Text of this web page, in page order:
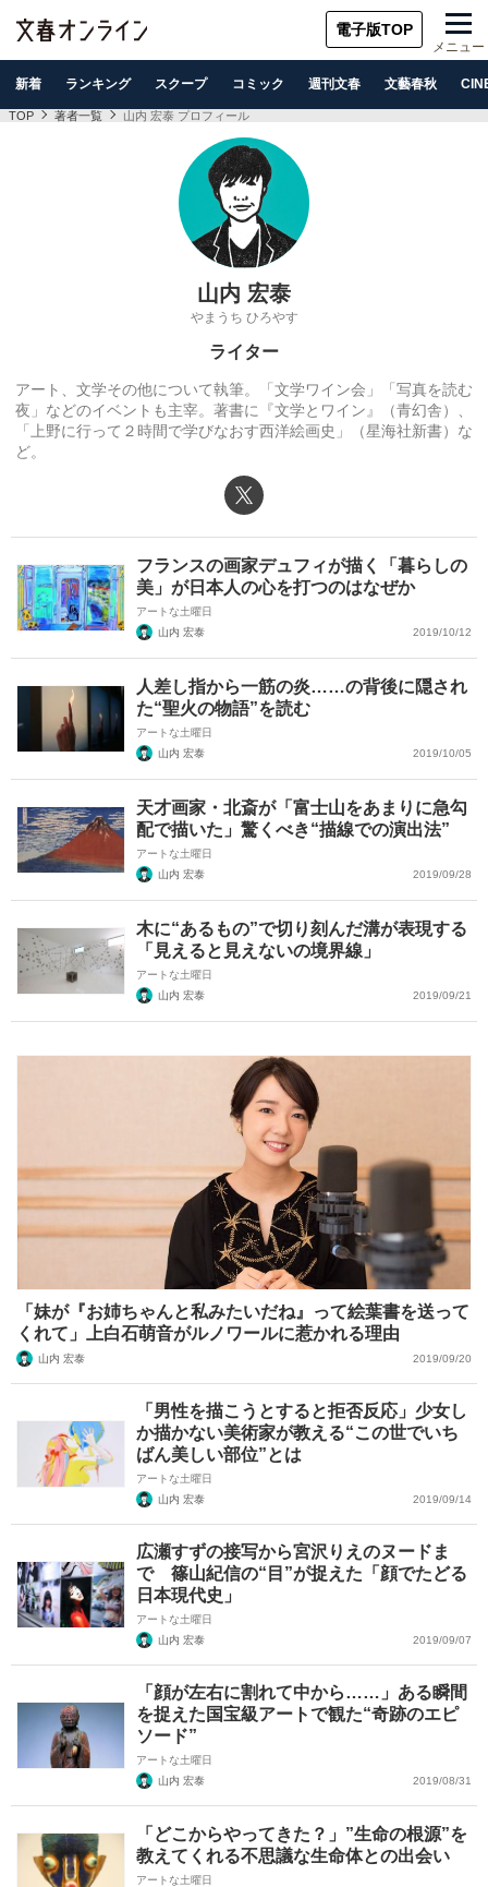
電子版TOP
メニュー
新着 ランキング スクープ コミック 週刊文春 文藝春秋
TOP 著者一覧 山内 宏泰 プロフィール
山内 宏泰
やまうち ひろやす
ライター
アート、文学その他について執筆。「文学ワイン会」「写真を読む
夜」などのイベントも主宰。著書に『文学とワイン』（青幻舎）、
「上野に行って２時間で学びなおす西洋絵画史」（星海社新書）な
ど。
フランスの画家デュフィが描く「暮らしの
美」が日本人の心を打つのはなぜか
アートな土曜日
山内 宏泰
2019/10/12
人差し指から一筋の炎……の背後に隠され
た“聖火の物語”を読む
アートな土曜日
山内 宏泰
2019/10/05
天才画家・北斎が「富士山をあまりに急勾
配で描いた」驚くべき“描線での演出法”
アートな土曜日
山内 宏泰
2019/09/28
木に“あるもの”で切り刻んだ溝が表現する
「見えると見えないの境界線」
アートな土曜日
山内 宏泰
2019/09/21
「妹が『お姉ちゃんと私みたいだね』って絵葉書を送って
くれて」上白石萌音がルノワールに惹かれる理由
山内 宏泰 2019/09/20
「男性を描こうとすると拒否反応」少女し
か描かない美術家が教える“この世でいち
ばん美しい部位”とは
アートな土曜日
山内 宏泰
2019/09/14
広瀬すずの接写から宮沢りえのヌードま
で 篠山紀信の“目”が捉えた「顔でたどる
日本現代史」
アートな土曜日
山内 宏泰
2019/09/07
「顔が左右に割れて中から……」ある瞬間
を捉えた国宝級アートで観た“奇跡のエピ
ソード”
アートな土曜日
山内 宏泰
2019/08/31
「どこからやってきた？」”生命の根源”を
教えてくれる不思議な生命体との出会い
アートな土曜日